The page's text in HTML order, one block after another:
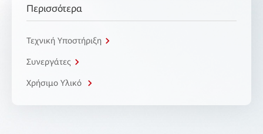
Περισσότερα
Τεχνική Υποστήριξη
Συνεργάτες
Χρήσιμο Υλικό